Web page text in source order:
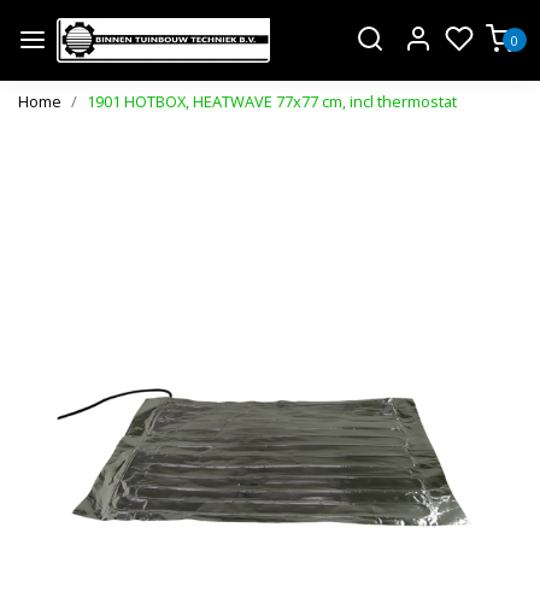
0
Home 1901 HOTBOX, HEATWAVE 77x77 cm, incl thermostat